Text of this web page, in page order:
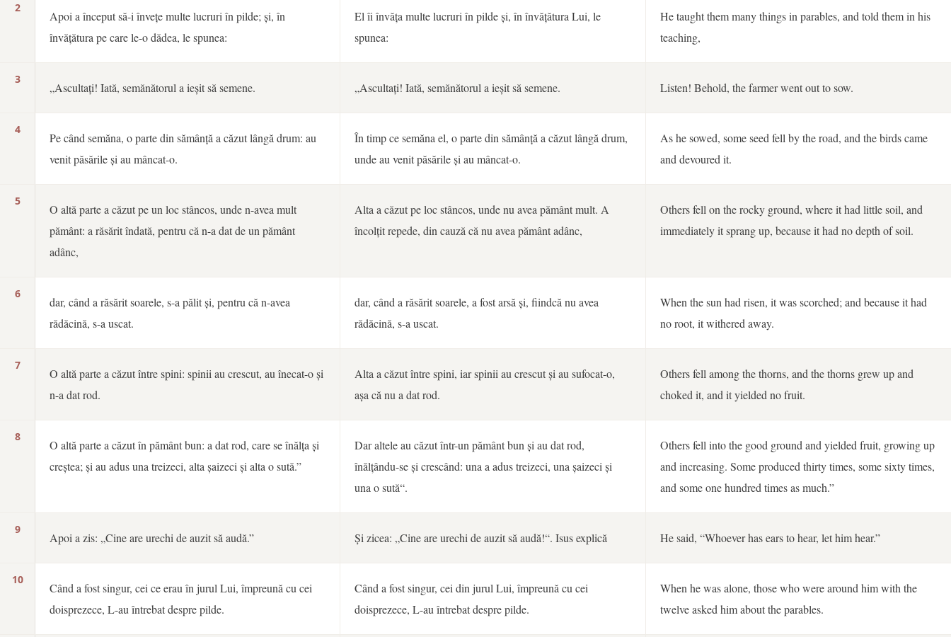
2
Apoi a început să-i învețe multe lucruri în pilde; și, în
învățătura pe care le-o dădea, le spunea:
El îi învăța multe lucruri în pilde și, în învățătura Lui, le
spunea:
He taught them many things in parables, and told them in his
teaching,
3
„Ascultați! Iată, semănătorul a ieșit să semene. „Ascultați! Iată, semănătorul a ieșit să semene. Listen! Behold, the farmer went out to sow.
4
Pe când semăna, o parte din sămânță a căzut lângă drum: au
venit păsările și au mâncat-o.
În timp ce semăna el, o parte din sămânță a căzut lângă drum,
unde au venit păsările și au mâncat-o.
As he sowed, some seed fell by the road, and the birds came
and devoured it.
5
O altă parte a căzut pe un loc stâncos, unde n-avea mult
pământ: a răsărit îndată, pentru că n-a dat de un pământ
adânc,
Alta a căzut pe loc stâncos, unde nu avea pământ mult. A
încolțit repede, din cauză că nu avea pământ adânc,
Others fell on the rocky ground, where it had little soil, and
immediately it sprang up, because it had no depth of soil.
6
dar, când a răsărit soarele, s-a pălit și, pentru că n-avea
rădăcină, s-a uscat.
dar, când a răsărit soarele, a fost arsă și, fiindcă nu avea
rădăcină, s-a uscat.
When the sun had risen, it was scorched; and because it had
no root, it withered away.
7
O altă parte a căzut între spini: spinii au crescut, au înecat-o și
n-a dat rod.
Alta a căzut între spini, iar spinii au crescut și au sufocat-o,
așa că nu a dat rod.
Others fell among the thorns, and the thorns grew up and
choked it, and it yielded no fruit.
8
O altă parte a căzut în pământ bun: a dat rod, care se înălța și
creștea; și au adus una treizeci, alta șaizeci și alta o sută.”
Dar altele au căzut într-un pământ bun și au dat rod,
înălțându-se și crescând: una a adus treizeci, una șaizeci și
una o sută“.
Others fell into the good ground and yielded fruit, growing up
and increasing. Some produced thirty times, some sixty times,
and some one hundred times as much.”
9
Apoi a zis: „Cine are urechi de auzit să audă.” Și zicea: „Cine are urechi de auzit să audă!“. Isus explică He said, “Whoever has ears to hear, let him hear.”
10
Când a fost singur, cei ce erau în jurul Lui, împreună cu cei
doisprezece, L-au întrebat despre pilde.
Când a fost singur, cei din jurul Lui, împreună cu cei
doisprezece, L-au întrebat despre pilde.
When he was alone, those who were around him with the
twelve asked him about the parables.